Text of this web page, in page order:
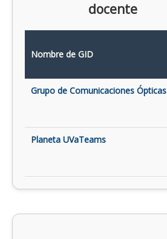
docente
Nombre de GID
Grupo de Comunicaciones Ópticas
Planeta UVaTeams